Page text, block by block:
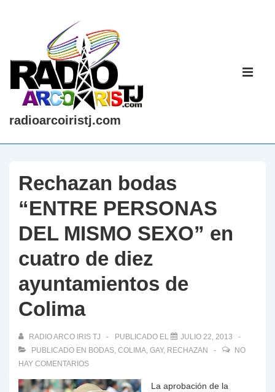
contenido
principal
radioarcoiristj.com
Rechazan bodas
“ENTRE PERSONAS
DEL MISMO SEXO” en
cuatro de diez
ayuntamientos de
Colima
RADIO ARCO IRIS TJ PUBLICADO EL
JULIO 22, 2013
PUBLICADO EN BODAS, COLIMA, GAY, RECHAZAN
NO
HAY COMENTARIOS
La aprobación de la